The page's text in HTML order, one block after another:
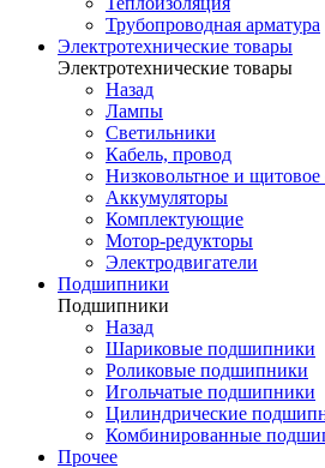
Трубопроводная арматура
Электротехнические товары
Электротехнические товары
Назад
Лампы
Светильники
Кабель, провод
Низковольтное и щитовое
Аккумуляторы
Комплектующие
Мотор-редукторы
Электродвигатели
Подшипники
Подшипники
Назад
Шариковые подшипники
Роликовые подшипники
Игольчатые подшипники
Цилиндрические
Комбинированные
Прочее